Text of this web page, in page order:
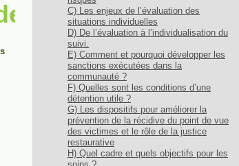
C) Les enjeux de l’évaluation des
situations individuelles
D) De l’évaluation à l’individualisation du
suivi.
E) Comment et pourquoi développer les
sanctions exécutées dans la
communauté ?
F) Quelles sont les conditions d’une
détention utile ?
G) Les dispositifs pour améliorer la
prévention de la récidive du point de vue
des victimes et le rôle de la justice
restaurative
H) Quel cadre et quels objectifs pour les